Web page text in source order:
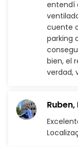
entendí
cuente
parking
bien, el
verdad,
Ruben,